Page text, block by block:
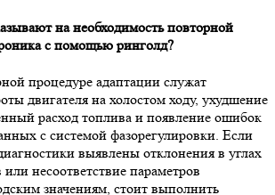
на необходимость повторной
с помощью ринголд?
процедуре адаптации служат
двигателя на холостом ходу, ухудшение
расход топлива и появление ошибок
с системой фазорегулировки. Если
выявлены отклонения в углах
несоответствие параметров
значениям, стоит выполнить